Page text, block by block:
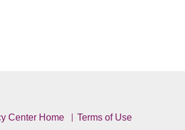
Center Home Terms of Use